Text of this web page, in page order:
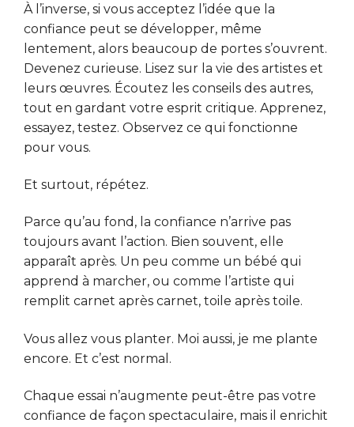
À l’inverse, si vous acceptez l’idée que la
confiance peut se développer, même
lentement, alors beaucoup de portes s’ouvrent.
Devenez curieuse. Lisez sur la vie des artistes et
leurs œuvres. Écoutez les conseils des autres,
tout en gardant votre esprit critique. Apprenez,
essayez, testez. Observez ce qui fonctionne
pour vous.
Et surtout, répétez.
Parce qu’au fond, la confiance n’arrive pas
toujours avant l’action. Bien souvent, elle
apparaît après. Un peu comme un bébé qui
apprend à marcher, ou comme l’artiste qui
remplit carnet après carnet, toile après toile.
Vous allez vous planter. Moi aussi, je me plante
encore. Et c’est normal.
Chaque essai n’augmente peut-être pas votre
confiance de façon spectaculaire, mais il enrichit